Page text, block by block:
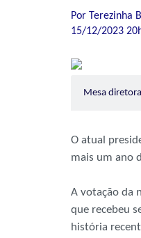
Por Terezinha
15/12/2023
Mesa
O atual
mais um ano
A votação da
que recebeu
história